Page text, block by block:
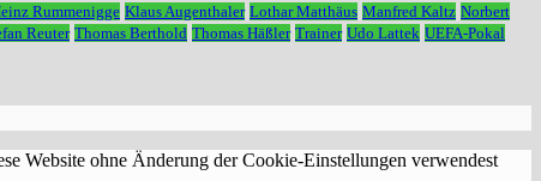
Rummenigge Klaus Augenthaler Lothar Matthäus Manfred Kaltz Norbert
Reuter Thomas Berthold Thomas Häßler Trainer Udo Lattek UEFA-Pokal
Website ohne Änderung der Cookie-Einstellungen verwendest